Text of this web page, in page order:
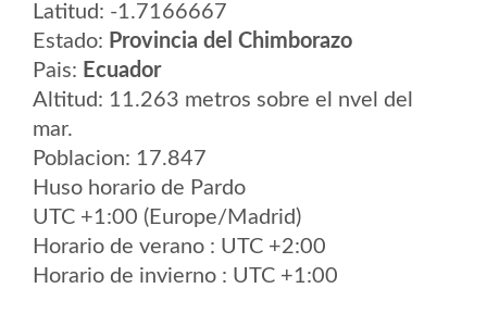
Latitud: -1.7166667
Estado: Provincia del Chimborazo
Pais: Ecuador
Altitud: 11.263 metros sobre el nvel del
mar.
Poblacion: 17.847
Huso horario de Pardo
UTC +1:00 (Europe/Madrid)
Horario de verano : UTC +2:00
Horario de invierno : UTC +1:00